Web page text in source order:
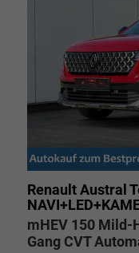
Renault Austral
mHEV 150 Mild-
Gang CVT